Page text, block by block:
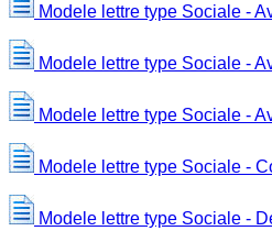
Modele lettre type Sociale -
Modele lettre type Sociale -
Modele lettre type Sociale -
Modele lettre type Sociale -
Modele lettre type Sociale -